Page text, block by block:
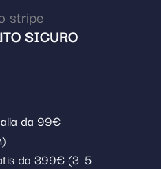
SICURO
da 99€
da 399€ (3–5